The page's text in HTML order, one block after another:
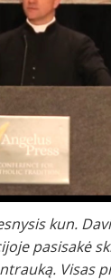
kun.
pasisakė
Visas